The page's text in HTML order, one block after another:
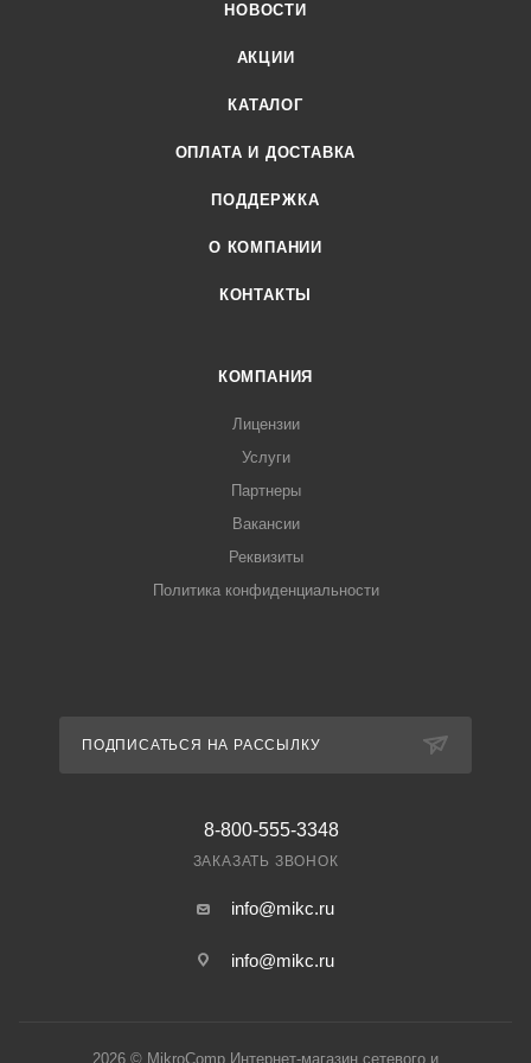
НОВОСТИ
АКЦИИ
КАТАЛОГ
ОПЛАТА И ДОСТАВКА
ПОДДЕРЖКА
О КОМПАНИИ
КОНТАКТЫ
КОМПАНИЯ
Лицензии
Услуги
Партнеры
Вакансии
Реквизиты
Политика конфиденциальности
ПОДПИСАТЬСЯ НА РАССЫЛКУ
8-800-555-3348
ЗАКАЗАТЬ ЗВОНОК
info@mikc.ru
info@mikc.ru
2026 © MikroComp Интернет-магазин сетевого и